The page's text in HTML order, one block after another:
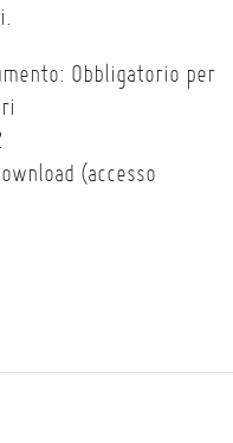
Obbligatorio per
(accesso